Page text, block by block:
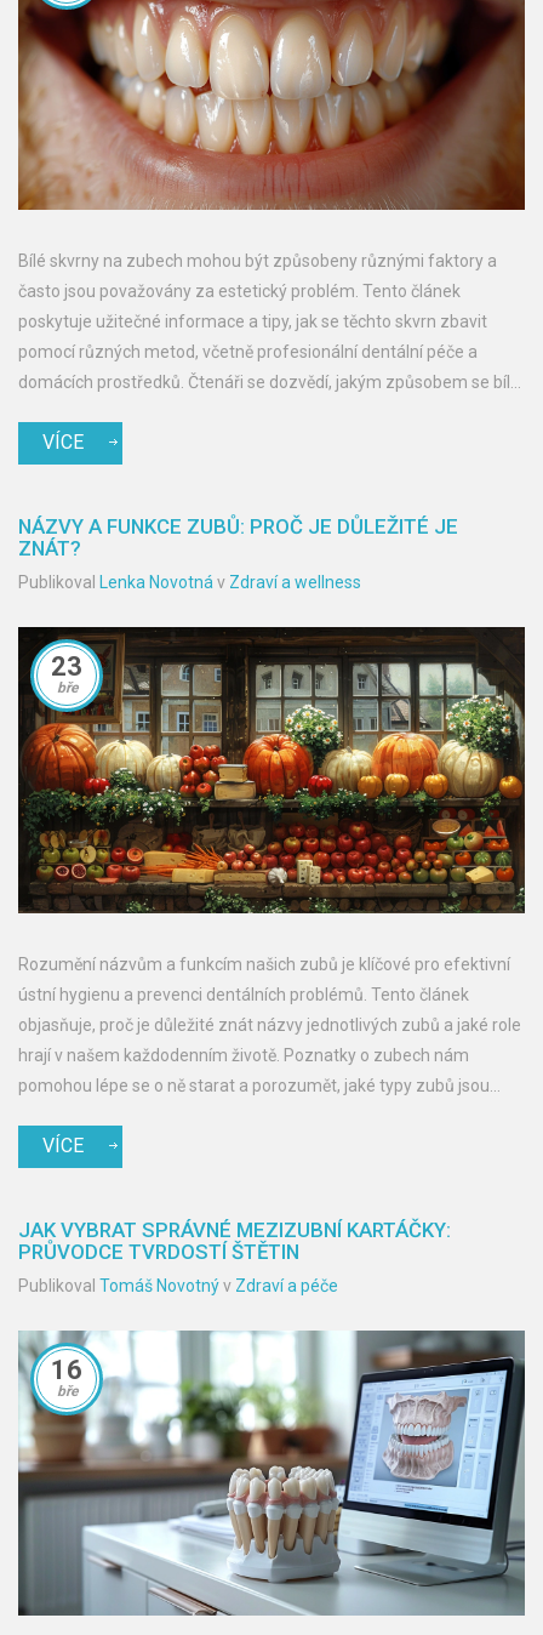
Bílé skvrny na zubech mohou být způsobeny různými faktory a
často jsou považovány za estetický problém. Tento článek
poskytuje užitečné informace a tipy, jak se těchto skvrn zbavit
pomocí různých metod, včetně profesionální dentální péče a
domácích prostředků. Čtenáři se dozvědí, jakým způsobem se bílé
VÍCE
NÁZVY A FUNKCE ZUBŮ: PROČ JE DŮLEŽITÉ JE
ZNÁT?
Publikoval Lenka Novotnáv Zdraví a wellness
23
bře
Rozumění názvům a funkcím našich zubů je klíčové pro efektivní
ústní hygienu a prevenci dentálních problémů. Tento článek
objasňuje, proč je důležité znát názvy jednotlivých zubů a jaké role
hrají v našem každodenním životě. Poznatky o zubech nám
pomohou lépe se o ně starat a porozumět, jaké typy zubů jsou
VÍCE
JAK VYBRAT SPRÁVNÉ MEZIZUBNÍ KARTÁČKY:
PRŮVODCE TVRDOSTÍ ŠTĚTIN
Publikoval Tomáš Novotnýv Zdraví a péče
16
bře